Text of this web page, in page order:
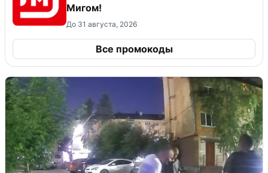
Мигом!
До 31 августа, 2026
Все промокоды